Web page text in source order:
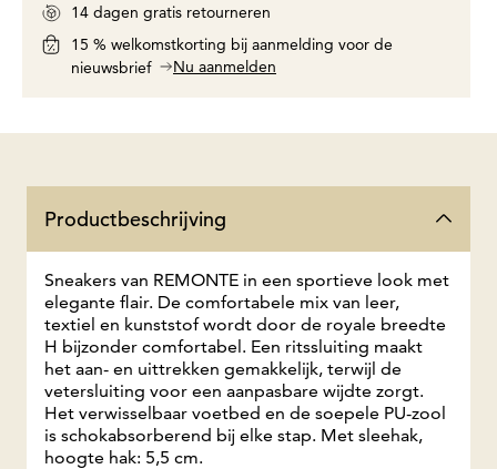
14 dagen gratis retourneren
15 % welkomstkorting bij aanmelding voor de
nieuwsbrief
Nu aanmelden
Productbeschrijving
Sneakers van REMONTE in een sportieve look met
elegante flair. De comfortabele mix van leer,
textiel en kunststof wordt door de royale breedte
H bijzonder comfortabel. Een ritssluiting maakt
het aan- en uittrekken gemakkelijk, terwijl de
vetersluiting voor een aanpasbare wijdte zorgt.
Het verwisselbaar voetbed en de soepele PU-zool
is schokabsorberend bij elke stap. Met sleehak,
hoogte hak: 5,5 cm.